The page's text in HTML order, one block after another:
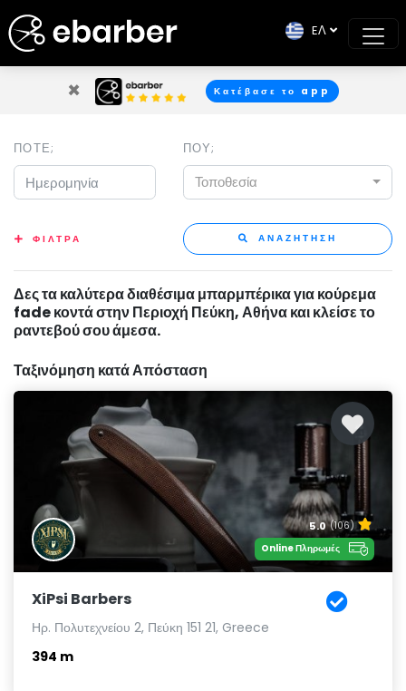
× Κατέβασε το app
EΛ
ΠΟΤΕ; ΠΟΥ;
Τοποθεσία
ΦΙΛΤΡΑ ΑΝΑΖΗΤΗΣΗ
Δες τα καλύτερα διαθέσιμα μπαρμπέρικα για κούρεμα
fade κοντά στην Περιοχή Πεύκη, Αθήνα και κλείσε το
ραντεβού σου άμεσα.
Ταξινόμηση κατά Απόσταση
5.0 (106)
Online Πληρωμές
XiPsi Barbers
Ηρ. Πολυτεχνείου 2, Πεύκη 151 21, Greece
394 m